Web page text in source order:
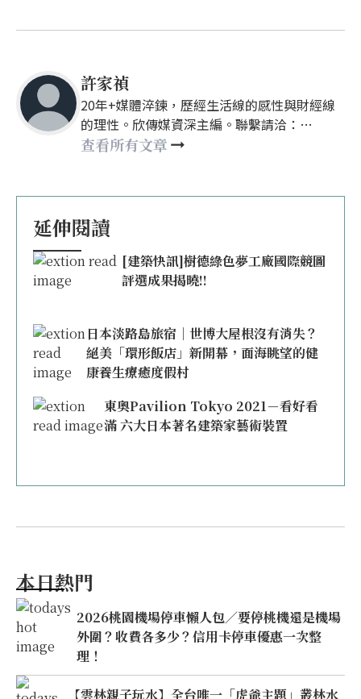
許家禎
20年+媒體淬鍊，歷經生活線的感性與財經線
的理性。欣傳媒資深主編。聯繫請洽：
nellyhsu@xinmedia.com
查看所有文章
延伸閱讀
[建築快訊]樹德綠色夢工廠國際競圖
評選成果揭曉!!
日本淡路島旅宿｜世博大屋根沒有消失？
絕美「環形飯店」新開幕，面海眺望的健
康養生療癒度假村
東奧Pavilion Tokyo 2021－看好看
滿 六大日本著名建築家藝術裝置
本日熱門
2026桃園機場停車懶人包／要停桃機還是機場
外圍？收費各多少？信用卡停車優惠一次整
理！
【雲林親子玩水】全台唯一「虎爺主題」叢林水